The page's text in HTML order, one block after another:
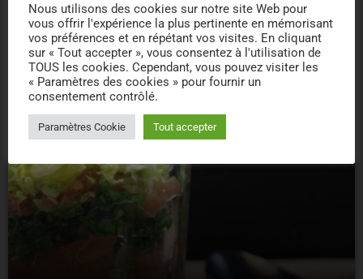
insert_link
Nous utilisons des cookies sur notre site Web pour
vous offrir l'expérience la plus pertinente en mémorisant
vos préférences et en répétant vos visites. En cliquant
sur « Tout accepter », vous consentez à l'utilisation de
TOUS les cookies. Cependant, vous pouvez visiter les
« Paramètres des cookies » pour fournir un
consentement contrôlé.
Paramètres Cookie Tout accepter